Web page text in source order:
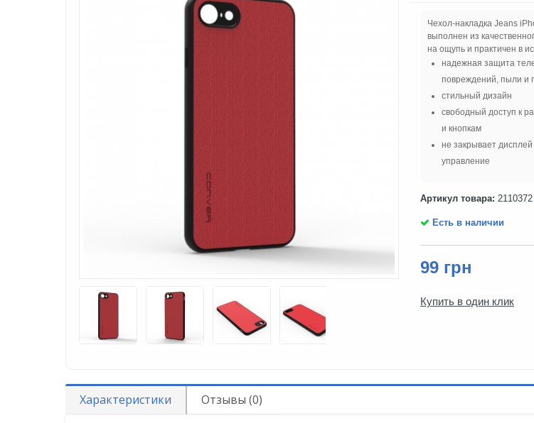
Чехол-накладка Jeans
выполнен из
на ощупь и практичен в
надежная защита
повреждений, пыли и
стильный дизайн
свободный доступ к
и кнопкам
не закрывает
управление
Артикул товара: 2110372
Есть в наличии
99 грн
Купить в один клик
Характеристики Отзывы (0)